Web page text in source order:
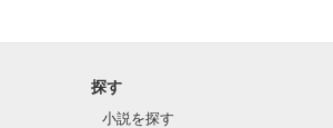
探す
小説を探す